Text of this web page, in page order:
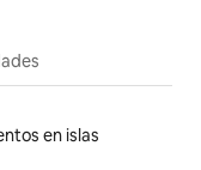
en islas